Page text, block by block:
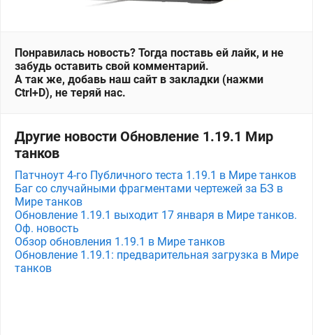
Понравилась новость? Тогда поставь ей лайк, и не
забудь оставить свой комментарий.
А так же, добавь наш сайт в закладки (нажми
Ctrl+D), не теряй нас.
Другие новости Обновление 1.19.1 Мир
танков
Патчноут 4-го Публичного теста 1.19.1 в Мире танков
Баг со случайными фрагментами чертежей за БЗ в
Мире танков
Обновление 1.19.1 выходит 17 января в Мире танков.
Оф. новость
Обзор обновления 1.19.1 в Мире танков
Обновление 1.19.1: предварительная загрузка в Мире
танков